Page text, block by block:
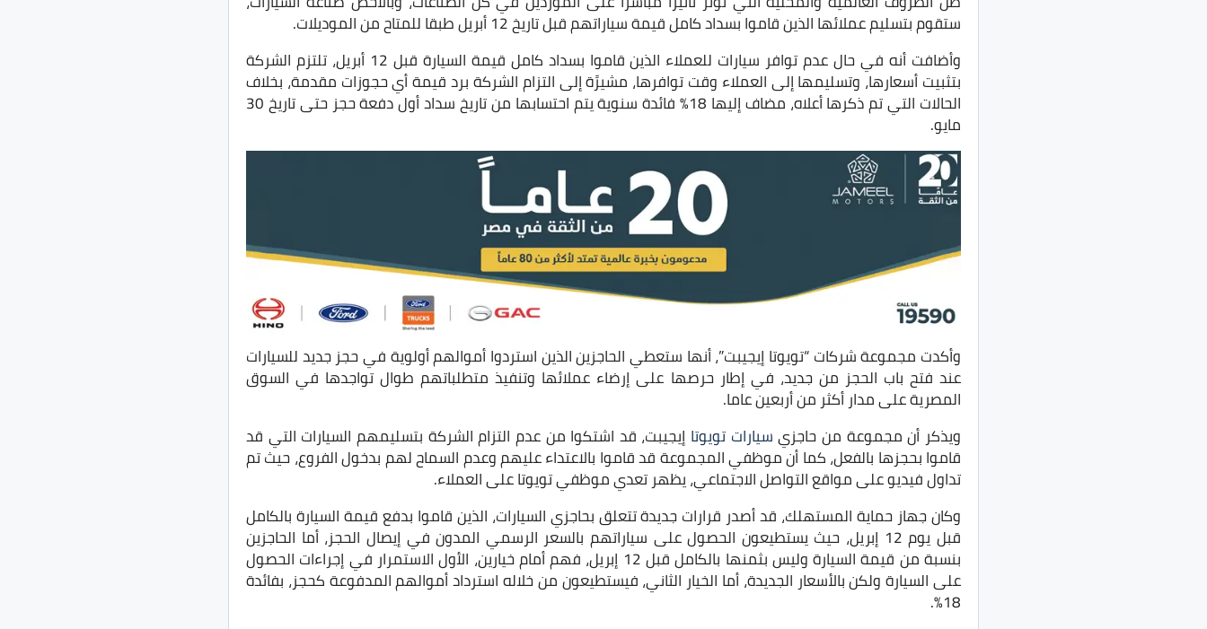
ستقوم بتسليم عملائها الذين قاموا بسداد كامل قيمة سياراتهم قبل تاريخ 12 أبريل طبقا للمتاح من الموديلات.
وأضافت أنه في حال عدم توافر سيارات للعملاء الذين قاموا بسداد كامل قيمة السيارة قبل 12 أبريل، تلتزم الشركة
بتثبيت أسعارها، وتسليمها إلى العملاء وقت توافرها، مشيرًة إلى التزام الشركة برد قيمة أي حجوزات مقدمة، بخلاف
الحالات التي تم ذكرها أعلاه، مضاف إليها 18% فائدة سنوية يتم احتسابها من تاريخ سداد أول دفعة حجز حتى تاريخ 30
مايو.
وأكدت مجموعة شركات “تويوتا إيجيبت”، أنها ستعطي الحاجزين الذين استردوا أموالهم أولوية في حجز جديد للسيارات
عند فتح باب الحجز من جديد، في إطار حرصها على إرضاء عملائها وتنفيذ متطلباتهم طوال تواجدها في السوق
المصرية على مدار أكثر من أربعين عاما.
ويذكر أن مجموعة من حاجزيسيارات تويوتا إيجيبت، قد اشتكوا من عدم التزام الشركة بتسليمهم السيارات التي قد
قاموا بحجزها بالفعل، كما أن موظفي المجموعة قد قاموا بالاعتداء عليهم وعدم السماح لهم بدخول الفروع، حيث تم
تداول فيديو على مواقع التواصل الاجتماعي، يظهر تعدي موظفي تويوتا على العملاء.
وكان جهاز حماية المستهلك، قد أصدر قرارات جديدة تتعلق بحاجزي السيارات، الذين قاموا بدفع قيمة السيارة بالكامل
قبل يوم 12 إبريل، حيث يستطيعون الحصول على سياراتهم بالسعر الرسمي المدون في إيصال الحجز، أما الحاجزين
بنسبة من قيمة السيارة وليس بثمنها بالكامل قبل 12 إبريل، فهم أمام خيارين، الأول الاستمرار في إجراءات الحصول
على السيارة ولكن بالأسعار الجديدة، أما الخيار الثاني، فيستطيعون من خلاله استرداد أموالهم المدفوعة كحجز، بفائدة
18%.